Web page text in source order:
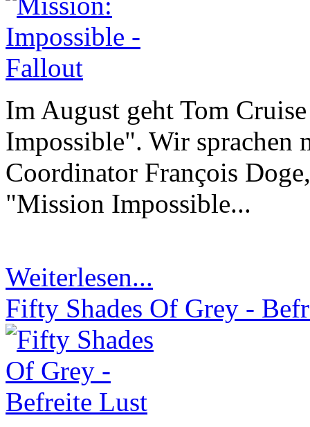
Im August geht Tom
Impossible". Wir sprachen
Coordinator François
"Mission Impossible...
Weiterlesen...
Fifty Shades Of Grey -